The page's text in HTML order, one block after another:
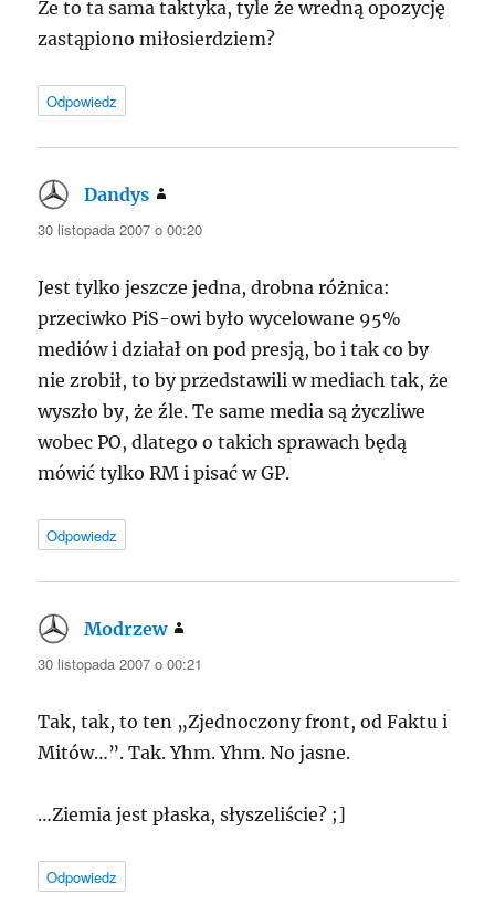
Że to ta sama taktyka, tyle że wredną opozycję
zastąpiono miłosierdziem?
Odpowiedz
Dandys
30 listopada 2007 o 00:20
Jest tylko jeszcze jedna, drobna różnica:
przeciwko PiS-owi było wycelowane 95%
mediów i działał on pod presją, bo i tak co by
nie zrobił, to by przedstawili w mediach tak, że
wyszło by, że źle. Te same media są życzliwe
wobec PO, dlatego o takich sprawach będą
mówić tylko RM i pisać w GP.
Odpowiedz
Modrzew
30 listopada 2007 o 00:21
Tak, tak, to ten „Zjednoczony front, od Faktu i
Mitów…”. Tak. Yhm. Yhm. No jasne.
…Ziemia jest płaska, słyszeliście? ;]
Odpowiedz